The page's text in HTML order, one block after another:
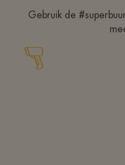
Gebruik de